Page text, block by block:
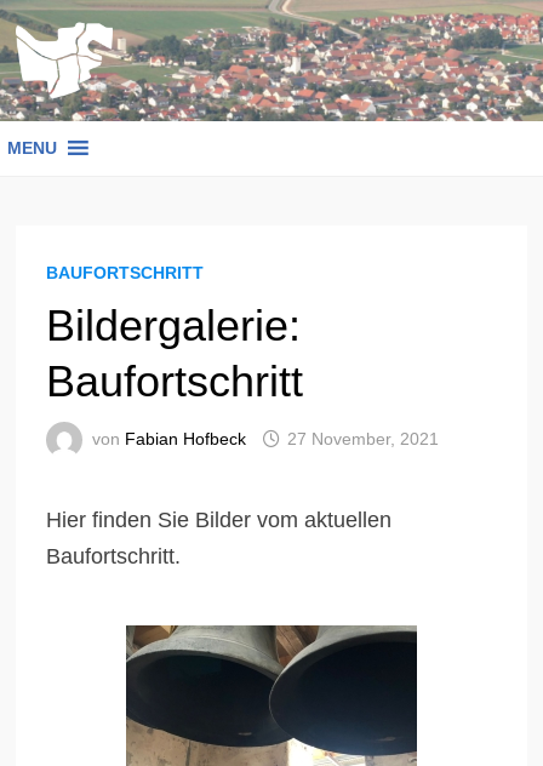
Zum
Inhalt
springen
MENU
BAUFORTSCHRITT
Bildergalerie:
Baufortschritt
von Fabian Hofbeck 27 November, 2021
Hier finden Sie Bilder vom aktuellen
Baufortschritt.